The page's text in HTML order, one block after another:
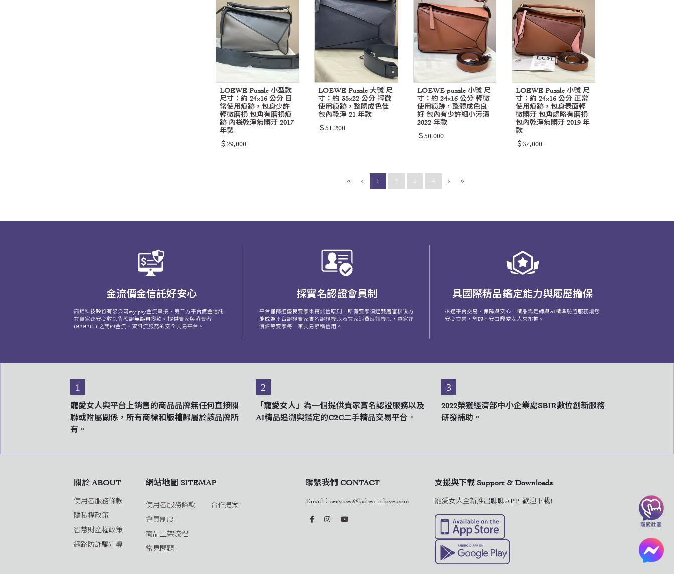
LOEWE Puzzle 小型款
尺寸：約 24×16 公分 日
常使用痕跡，包身少許
輕微磨損 包角有磨損痕
跡 內袋乾淨無髒汙 2017
年製
＄29,000
LOEWE Puzzle 大號 尺
寸：約 35×22 公分 輕微
使用痕跡，整體成色佳
包內乾淨 21 年款
＄51,200
LOEWE puzzle 小號 尺
寸：約 24×16 公分 輕微
使用痕跡，整體成色良
好 包內有少許細小污漬
2022 年款
＄50,000
LOEWE Puzzle 小號 尺
寸：約 24×16 公分 正常
使用痕跡，包身表面輕
微髒汙 包角處略有磨損
包內乾淨無髒汙 2019 年
款
＄37,000
« ‹ 1 (current)
2 3 4 › »
金流價金信託好安心
高鉅科技股份有限公司my pay金流串接，第三方平台價金信託
買賣家都安心收到貨確認無誤再撥款。提供賣家與消費者
(B2B2C ) 之間的金流、資訊流服務的安全交易平台。
採實名認證會員制
平台僅篩選優良賣家秉持誠信原則，所有賣家須經雙層審核後方
能成為平台認證賣家實名認證機以及買家消費反饋機制，買家評
價評等賣家每一筆交易累積信用。
具國際精品鑑定能力與履歷擔保
透過平台交易，保障與安心，精品鑑定師與AI精準驗證服務讓您
安心交易，您的不安由寵愛女人來承擔。
1
寵愛女人與平台上銷售的商品品牌無任何直接關
聯或附屬關係，所有商標和版權歸屬於該品牌所
有。
2
「寵愛女人」為一個提供賣家實名認證服務以及
AI精品追溯與鑑定的C2C二手精品交易平台。
3
2022榮獲經濟部中小企業處SBIR數位創新服務
研發補助。
關於 ABOUT
使用者服務條款
隱私權政策
智慧財產權政策
網路防詐騙宣導
網站地圖 SITEMAP
使用者服務條款
會員制度
商品上架流程
常見問題
合作提案
聯繫我們 CONTACT
Email： services@ladies-inlove.com
支援與下載 Support & Downloads
寵愛女人全新推出聊聊APP, 歡迎下載!